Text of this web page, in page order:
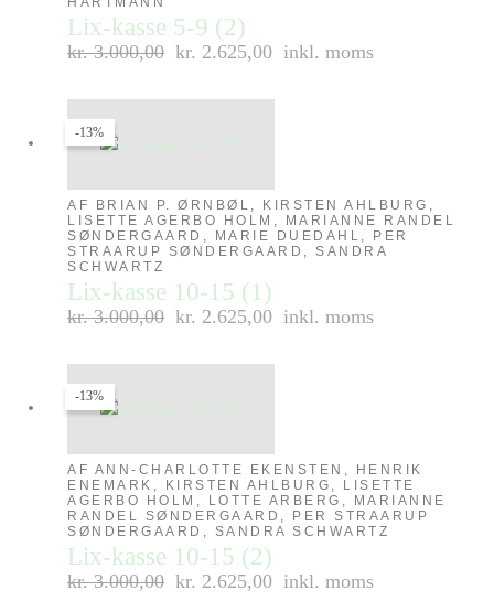
Lix-kasse 5-9 (2)
kr.3.000,00 kr. 2.625,00 inkl. moms
-13%
AF BRIAN P. ØRNBØL, KIRSTEN AHLBURG,
LISETTE AGERBO HOLM, MARIANNE RANDEL
SØNDERGAARD, MARIE DUEDAHL, PER
STRAARUP SØNDERGAARD, SANDRA
SCHWARTZ
Lix-kasse 10-15 (1)
kr.3.000,00 kr. 2.625,00 inkl. moms
-13%
AF ANN-CHARLOTTE EKENSTEN, HENRIK
ENEMARK, KIRSTEN AHLBURG, LISETTE
AGERBO HOLM, LOTTE ARBERG, MARIANNE
RANDEL SØNDERGAARD, PER STRAARUP
SØNDERGAARD, SANDRA SCHWARTZ
Lix-kasse 10-15 (2)
kr.3.000,00 kr. 2.625,00 inkl. moms